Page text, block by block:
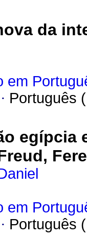
da
em
· Português
egípcia
em
· Português